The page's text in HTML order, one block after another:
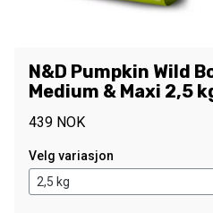
N&D Pumpkin Wild
Medium & Maxi 2,5
439 NOK
Velg variasjon